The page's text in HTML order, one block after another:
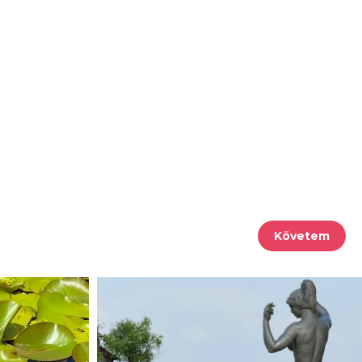
Követem